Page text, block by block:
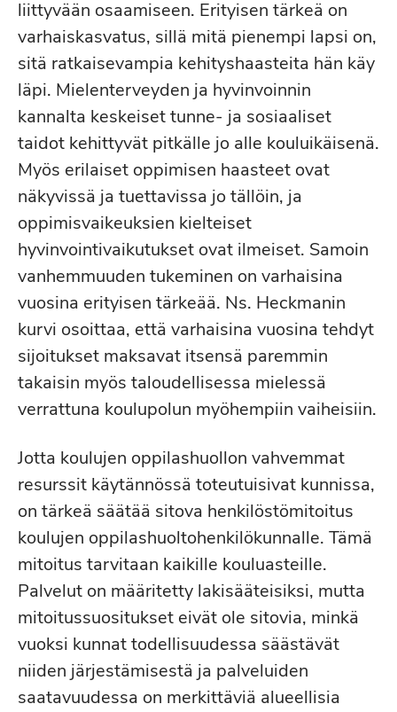
liittyvään osaamiseen. Erityisen tärkeä on
varhaiskasvatus, sillä mitä pienempi lapsi on,
sitä ratkaisevampia kehityshaasteita hän käy
läpi. Mielenterveyden ja hyvinvoinnin
kannalta keskeiset tunne- ja sosiaaliset
taidot kehittyvät pitkälle jo alle kouluikäisenä.
Myös erilaiset oppimisen haasteet ovat
näkyvissä ja tuettavissa jo tällöin, ja
oppimisvaikeuksien kielteiset
hyvinvointivaikutukset ovat ilmeiset. Samoin
vanhemmuuden tukeminen on varhaisina
vuosina erityisen tärkeää. Ns. Heckmanin
kurvi osoittaa, että varhaisina vuosina tehdyt
sijoitukset maksavat itsensä paremmin
takaisin myös taloudellisessa mielessä
verrattuna koulupolun myöhempiin vaiheisiin.
Jotta koulujen oppilashuollon vahvemmat
resurssit käytännössä toteutuisivat kunnissa,
on tärkeä säätää sitova henkilöstömitoitus
koulujen oppilashuoltohenkilökunnalle. Tämä
mitoitus tarvitaan kaikille kouluasteille.
Palvelut on määritetty lakisääteisiksi, mutta
mitoitussuositukset eivät ole sitovia, minkä
vuoksi kunnat todellisuudessa säästävät
niiden järjestämisestä ja palveluiden
saatavuudessa on merkittäviä alueellisia